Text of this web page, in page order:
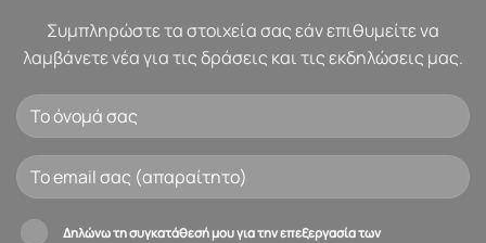
Συμπληρώστε τα στοιχεία σας εάν επιθυμείτε να
λαμβάνετε νέα για τις δράσεις και τις εκδηλώσεις μας.
Δηλώνω τη συγκατάθεσή μου για την επεξεργασία των